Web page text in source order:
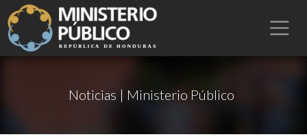
Noticias | Ministerio Público